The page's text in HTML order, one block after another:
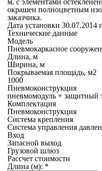
м. с элементами
окрашен полноцветным
заказчика.
Дата установки 30.07.2014
Технические данные
Модель
Пневмокаркасное
Длина, м
Ширина, м
Покрываемая площадь, м2
1000
Пневмоконструкция
пневмомодуль + защитный
Комплектация
Пневмоконструкция
Система крепления
Система управления
Вход
Запасной выход
Грузовой шлюз
Рассчет стоимости
Длина (м): *